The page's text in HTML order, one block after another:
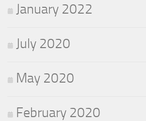
January 2022
July 2020
May 2020
February 2020